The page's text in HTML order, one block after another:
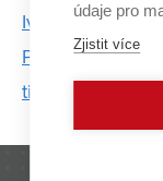
Ivana Márová
Poškozenou
tiskárny, tvrdí
údaje pro
Zjistit více